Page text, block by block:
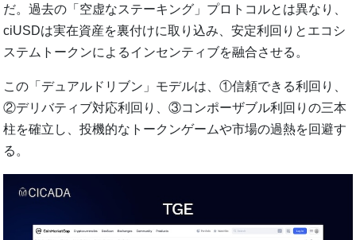
だ。過去の「空虚なステーキング」プロトコルとは異なり、
ciUSDは実在資産を裏付けに取り込み、安定利回りとエコシ
ステムトークンによるインセンティブを融合させる。
この「デュアルドリブン」モデルは、①信頼できる利回り、
②デリバティブ対応利回り、③コンポーザブル利回りの三本
柱を確立し、投機的なトークンゲームや市場の過熱を回避す
る。